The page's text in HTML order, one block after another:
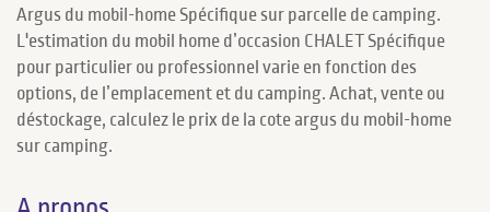
Argus du mobil-home Spécifique sur parcelle de camping.
L'estimation du mobil home d’occasion CHALET Spécifique
pour particulier ou professionnel varie en fonction des
options, de l’emplacement et du camping. Achat, vente ou
déstockage, calculez le prix de la cote argus du mobil-home
sur camping.